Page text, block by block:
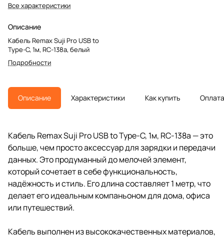
Все характеристики
Описание
Кабель Remax Suji Pro USB to
Type-C, 1м, RC-138a, белый
Подробности
Описание Характеристики Как купить Оплата
Кабель Remax Suji Pro USB to Type-C, 1м, RC-138a — это
больше, чем просто аксессуар для зарядки и передачи
данных. Это продуманный до мелочей элемент,
который сочетает в себе функциональность,
надёжность и стиль. Его длина составляет 1 метр, что
делает его идеальным компаньоном для дома, офиса
или путешествий.
Кабель выполнен из высококачественных материалов,